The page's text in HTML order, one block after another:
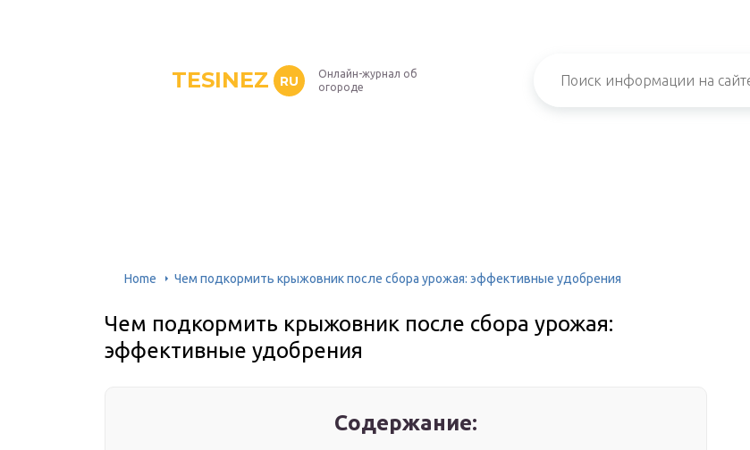
TESINEZ RU
Онлайн-журнал об
огороде
Home Чем подкормить крыжовник после сбора урожая: эффективные удобрения
Чем подкормить крыжовник после сбора урожая:
эффективные удобрения
Содержание: